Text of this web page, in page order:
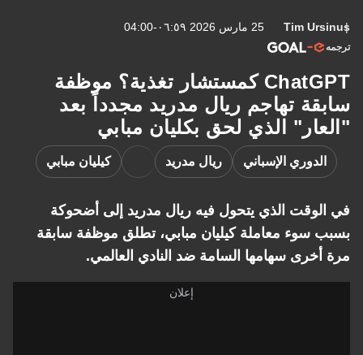
Tim Ursinus 25 مارس 2026 ٠٦:٥٩-04:00
ترجمه
ChatGPT كمستشار تغذية؟ موظفة
سابقة تهاجم ريال مدريد مجدداً بعد
"العار" الذي لحق بكليان مبابي
الدوري الإسباني ريال مدريد كيليان مبابي
في الوقت الذي يتحول فيه ريال مدريد إلى أضحوكة
بسبب سوء معاملة كيليان مبابي، تطلق موظفة سابقة
مرة أخرى سهامها السامة ضد النادي العالمي.